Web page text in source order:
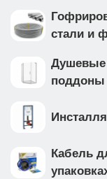
стали и
Душевые
поддоны
Кабель